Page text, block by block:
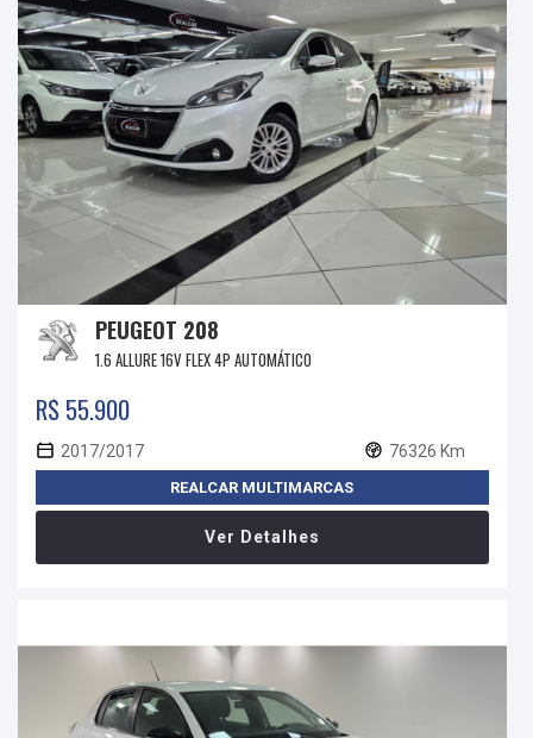
PEUGEOT 208
1.6 ALLURE 16V FLEX 4P AUTOMÁTICO
R$ 55.900
2017/2017 76326 Km
REALCAR MULTIMARCAS
Ver Detalhes